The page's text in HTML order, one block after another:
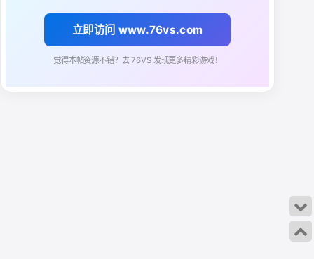
立即访问 www.76vs.com
觉得本帖资源不错？去 76VS 发现更多精彩游戏！